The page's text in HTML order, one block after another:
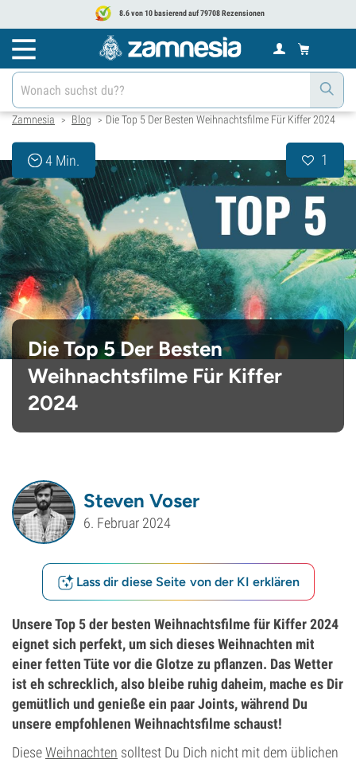
8.6 von 10 basierend auf 79708 Rezensionen
Zamnesia > Blog > Die Top 5 Der Besten Weihnachtsfilme Für Kiffer 2024
4 Min. 1
Die Top 5 Der Besten
Weihnachtsfilme Für Kiffer
2024
Steven Voser
6. Februar 2024
Lass dir diese Seite von der KI erklären
Unsere Top 5 der besten Weihnachtsfilme für Kiffer 2024
eignet sich perfekt, um sich dieses Weihnachten mit
einer fetten Tüte vor die Glotze zu pflanzen. Das Wetter
ist eh schrecklich, also bleibe ruhig daheim, mache es Dir
gemütlich und genieße ein paar Joints, während Du
unsere empfohlenen Weihnachtsfilme schaust!
DieseWeihnachten solltest Du Dich nicht mit dem üblichen